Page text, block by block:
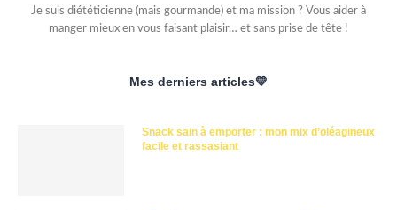
Je suis diététicienne (mais gourmande) et ma mission ? Vous aider à
manger mieux en vous faisant plaisir… et sans prise de tête !
Mes derniers articles💛
Snack sain à emporter : mon mix d’oléagineux
facile et rassasiant